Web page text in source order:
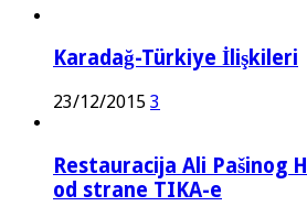
Karadağ-Türkiye İlişkileri
23/12/2015 3
Restauracija Ali Pašinog
od strane TIKA-e